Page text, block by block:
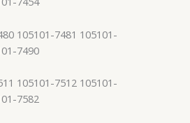
105101-7481 105101-
7490
105101-7512 105101-
7582